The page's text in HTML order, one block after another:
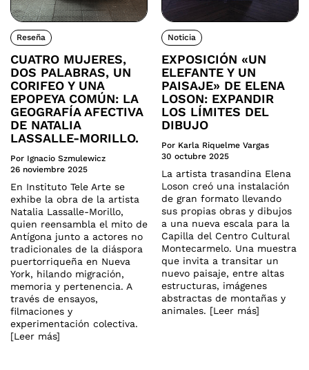
Reseña
CUATRO MUJERES,
DOS PALABRAS, UN
CORIFEO Y UNA
EPOPEYA COMÚN: LA
GEOGRAFÍA AFECTIVA
DE NATALIA
LASSALLE-MORILLO.
Por Ignacio Szmulewicz
26 noviembre 2025
En Instituto Tele Arte se
exhibe la obra de la artista
Natalia Lassalle-Morillo,
quien reensambla el mito de
Antígona junto a actores no
tradicionales de la diáspora
puertorriqueña en Nueva
York, hilando migración,
memoria y pertenencia. A
través de ensayos,
filmaciones y
experimentación colectiva.
[Leer más]
Noticia
EXPOSICIÓN «UN
ELEFANTE Y UN
PAISAJE» DE ELENA
LOSON: EXPANDIR
LOS LÍMITES DEL
DIBUJO
Por Karla Riquelme Vargas
30 octubre 2025
La artista trasandina Elena
Loson creó una instalación
de gran formato llevando
sus propias obras y dibujos
a una nueva escala para la
Capilla del Centro Cultural
Montecarmelo. Una muestra
que invita a transitar un
nuevo paisaje, entre altas
estructuras, imágenes
abstractas de montañas y
animales. [Leer más]